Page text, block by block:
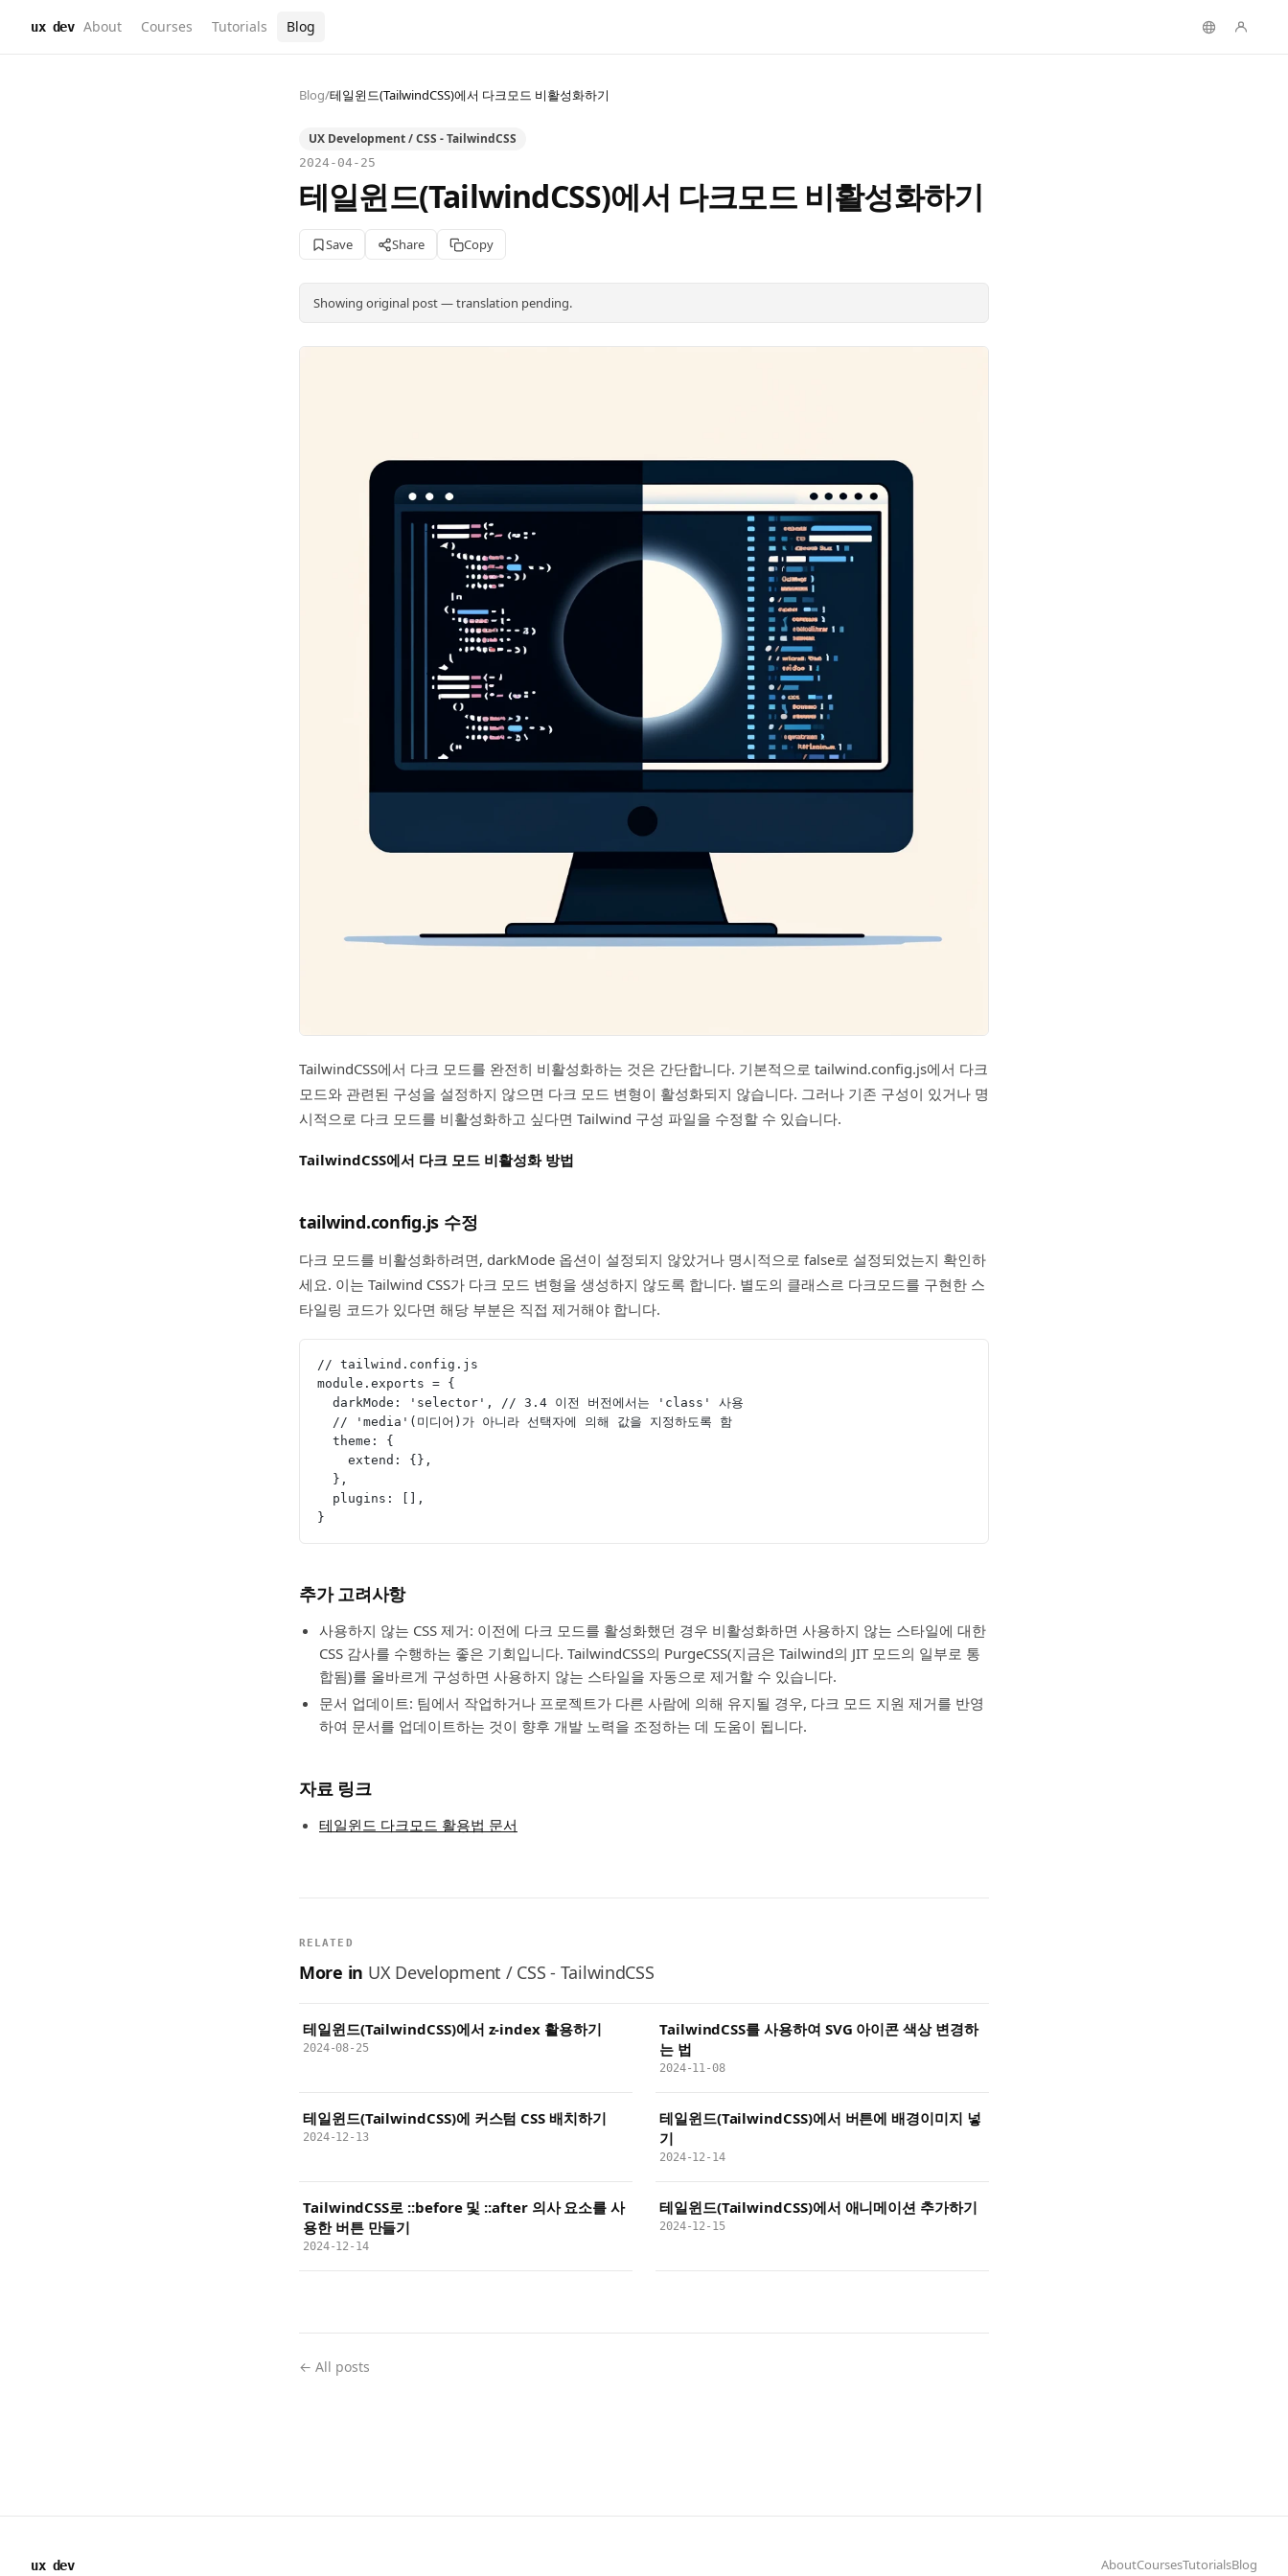
ux dev About Courses Tutorials Blog
Blog/테일윈드(TailwindCSS)에서 다크모드 비활성화하기
UX Development / CSS - TailwindCSS
2024-04-25
테일윈드(TailwindCSS)에서 다크모드 비활성화하기
Save Share Copy
Showing original post — translation pending.
TailwindCSS에서 다크 모드를 완전히 비활성화하는 것은 간단합니다. 기본적으로 tailwind.config.js에서 다크
모드와 관련된 구성을 설정하지 않으면 다크 모드 변형이 활성화되지 않습니다. 그러나 기존 구성이 있거나 명
시적으로 다크 모드를 비활성화하고 싶다면 Tailwind 구성 파일을 수정할 수 있습니다.
TailwindCSS에서 다크 모드 비활성화 방법
tailwind.config.js 수정
다크 모드를 비활성화하려면, darkMode 옵션이 설정되지 않았거나 명시적으로 false로 설정되었는지 확인하
세요. 이는 Tailwind CSS가 다크 모드 변형을 생성하지 않도록 합니다. 별도의 클래스르 다크모드를 구현한 스
타일링 코드가 있다면 해당 부분은 직접 제거해야 합니다.
// tailwind.config.js
module.exports = {
  darkMode: 'selector', // 3.4 이전 버전에서는 'class' 사용
  // 'media'(미디어)가 아니라 선택자에 의해 값을 지정하도록 함
  theme: {
    extend: {},
  },
  plugins: [],
}
추가 고려사항
사용하지 않는 CSS 제거: 이전에 다크 모드를 활성화했던 경우 비활성화하면 사용하지 않는 스타일에 대한
CSS 감사를 수행하는 좋은 기회입니다. TailwindCSS의 PurgeCSS(지금은 Tailwind의 JIT 모드의 일부로 통
합됨)를 올바르게 구성하면 사용하지 않는 스타일을 자동으로 제거할 수 있습니다.
문서 업데이트: 팀에서 작업하거나 프로젝트가 다른 사람에 의해 유지될 경우, 다크 모드 지원 제거를 반영
하여 문서를 업데이트하는 것이 향후 개발 노력을 조정하는 데 도움이 됩니다.
자료 링크
테일윈드 다크모드 활용법 문서
RELATED
More in UX Development / CSS - TailwindCSS
테일윈드(TailwindCSS)에서 z-index 활용하기
2024-08-25
TailwindCSS를 사용하여 SVG 아이콘 색상 변경하
는 법
2024-11-08
테일윈드(TailwindCSS)에 커스텀 CSS 배치하기
2024-12-13
테일윈드(TailwindCSS)에서 버튼에 배경이미지 넣
기
2024-12-14
TailwindCSS로 ::before 및 ::after 의사 요소를 사
용한 버튼 만들기
2024-12-14
테일윈드(TailwindCSS)에서 애니메이션 추가하기
2024-12-15
← All posts
ux dev AboutCoursesTutorialsBlog